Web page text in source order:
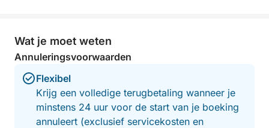
Wat je moet weten
Annuleringsvoorwaarden
Flexibel
Krijg een volledige terugbetaling wanneer je
minstens 24 uur voor de start van je boeking
annuleert (exclusief servicekosten en